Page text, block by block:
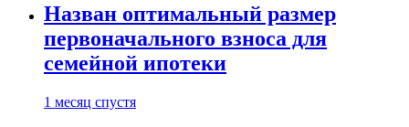
Назван оптимальный размер
первоначального взноса для
семейной ипотеки
1 месяц спустя